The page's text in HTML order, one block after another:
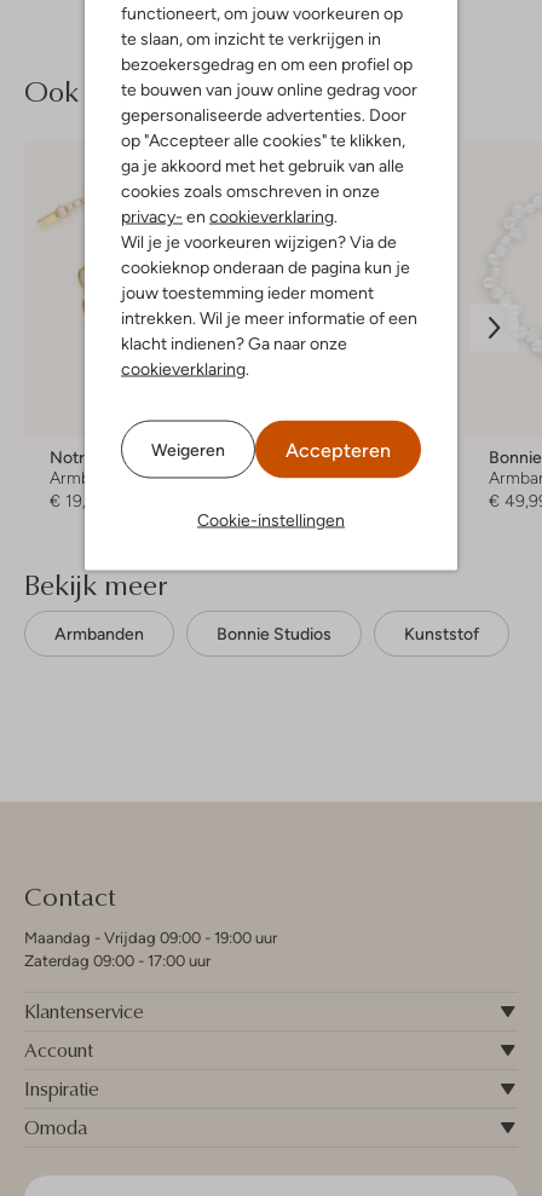
functioneert, om jouw voorkeuren op
te slaan, om inzicht te verkrijgen in
bezoekersgedrag en om een profiel op
te bouwen van jouw online gedrag voor
gepersonaliseerde advertenties. Door
op "Accepteer alle cookies" te klikken,
ga je akkoord met het gebruik van alle
cookies zoals omschreven in onze
privacy- en cookieverklaring.
Wil je je voorkeuren wijzigen? Via de
cookieknop onderaan de pagina kun je
jouw toestemming ieder moment
intrekken. Wil je meer informatie of een
klacht indienen? Ga naar onze
cookieverklaring.
Weigeren Accepteren
Cookie-instellingen
Ook iets voor jou?
Notre-V
Armband
€ 19,99
Bonnie Studios
Armband
€
Bekijk meer
Armbanden Bonnie Studios Kunststof
Contact
Maandag - Vrijdag 09:00 - 19:00 uur
Zaterdag 09:00 - 17:00 uur
Klantenservice
Account
Inspiratie
Omoda